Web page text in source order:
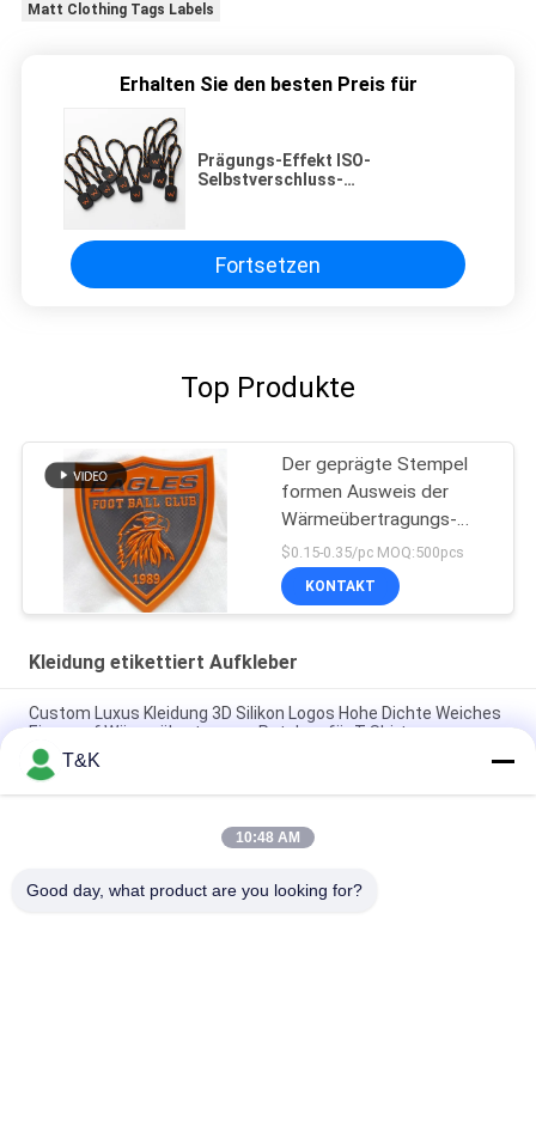
Matt Clothing Tags Labels
Erhalten Sie den besten Preis für
Prägungs-Effekt ISO-
Selbstverschluss-
Fortsetzen
Top Produkte
Der geprägte Stempel
formen Ausweis der
Wärmeübertragungs-
TPU für Team Apparel
$0.15-0.35/pc MOQ:500pcs
KONTAKT
Kleidung etikettiert Aufkleber
Custom Luxus Kleidung 3D Silikon Logos Hohe Dichte Weiches
Eisen auf Wärmeübertragung Patches für T-Shirt
Kundengebundene Faser, die Aufkleber-Silikon-weiches Logo
3D PUs ledernes Übergangspflanzt
Custom Iron On 3D Fußball Logo Tatami mit Tatami Backing
T&K
10:48 AM
Good day, what product are you looking for?